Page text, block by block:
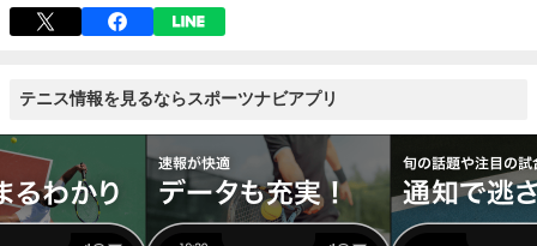
テニス情報を見るならスポーツナビアプリ